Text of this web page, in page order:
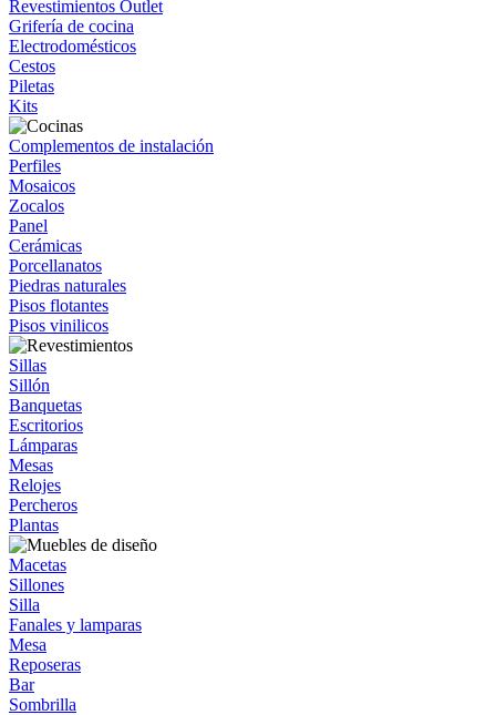
Revestimientos Outlet
Grifería de cocina
Electrodomésticos
Cestos
Piletas
Kits
Complementos de instalación
Perfiles
Mosaicos
Zocalos
Panel
Cerámicas
Porcellanatos
Piedras naturales
Pisos flotantes
Pisos vinilicos
Sillas
Sillón
Banquetas
Escritorios
Lámparas
Mesas
Relojes
Percheros
Plantas
Macetas
Sillones
Silla
Fanales y lamparas
Mesa
Reposeras
Bar
Sombrilla